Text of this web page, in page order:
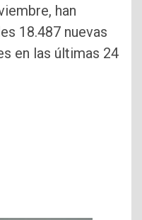
han
18.487 nuevas
en las últimas 24